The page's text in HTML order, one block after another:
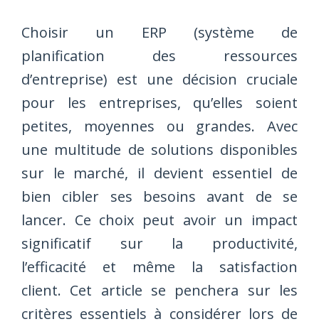
Choisir un ERP (système de
planification des ressources
d’entreprise) est une décision cruciale
pour les entreprises, qu’elles soient
petites, moyennes ou grandes. Avec
une multitude de solutions disponibles
sur le marché, il devient essentiel de
bien cibler ses besoins avant de se
lancer. Ce choix peut avoir un impact
significatif sur la productivité,
l’efficacité et même la satisfaction
client. Cet article se penchera sur les
critères essentiels à considérer lors de